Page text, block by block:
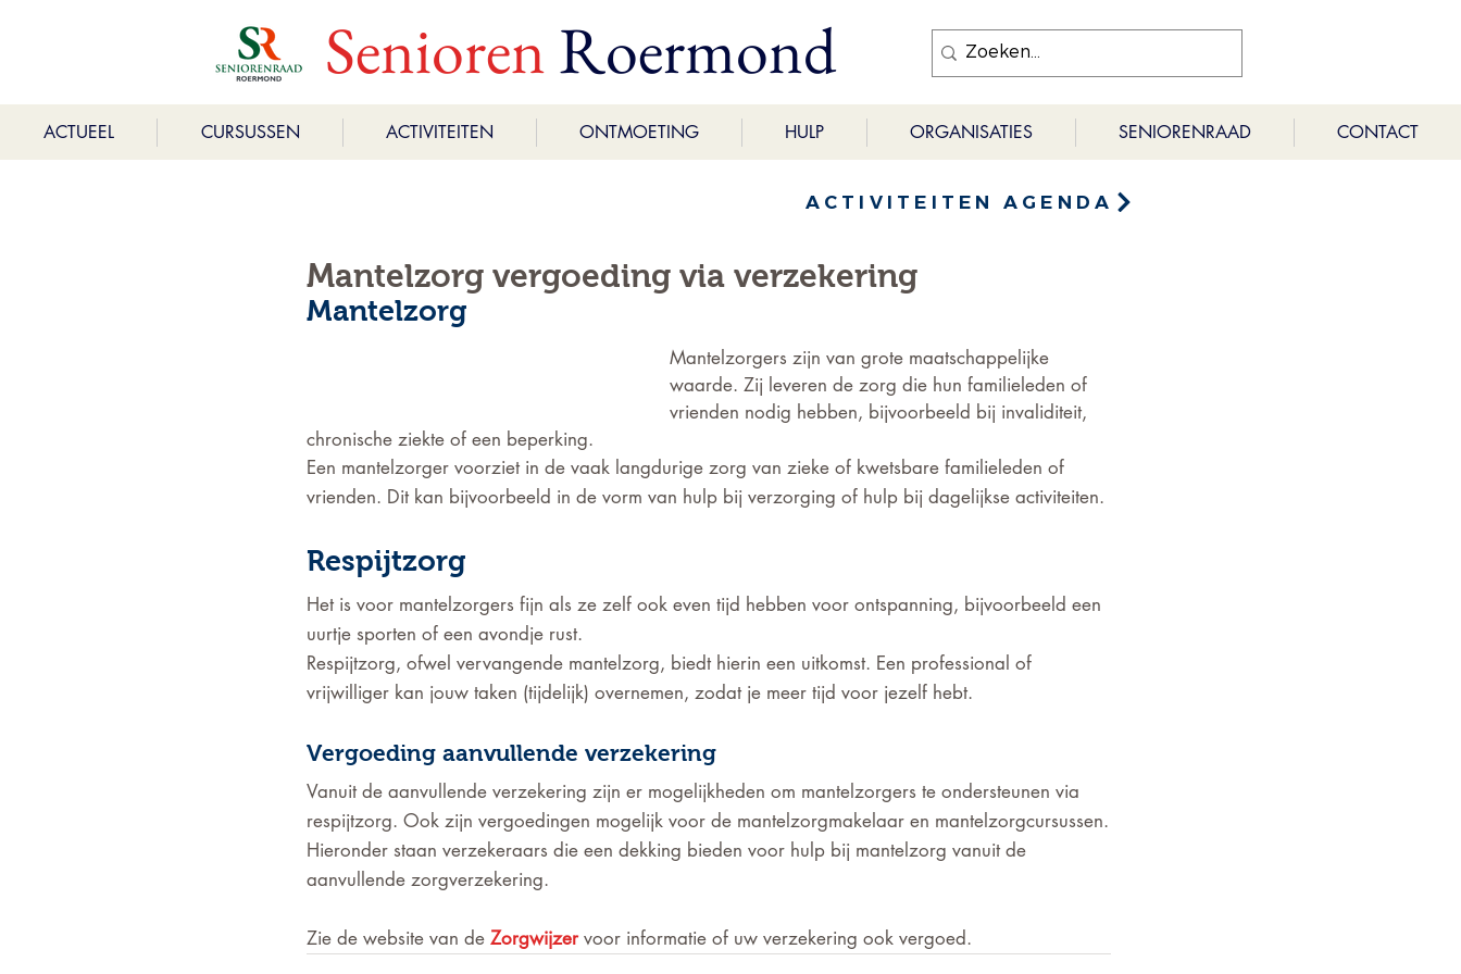
SeniorenRoermond
ACTUEEL CURSUSSEN ACTIVITEITEN ONTMOETING HULP ORGANISATIES SENIORENRAAD CONTACT
ACTIVITEITEN AGENDA
Mantelzorg vergoeding via verzekering
Mantelzorg
Mantelzorgers zijn van grote maatschappelijke
waarde. Zij leveren de zorg die hun familieleden of
vrienden nodig hebben, bijvoorbeeld bij invaliditeit,
chronische ziekte of een beperking.
Een mantelzorger voorziet in de vaak langdurige zorg van zieke of kwetsbare familieleden of
vrienden. Dit kan bijvoorbeeld in de vorm van hulp bij verzorging of hulp bij dagelijkse activiteiten.
Respijtzorg
Het is voor mantelzorgers fijn als ze zelf ook even tijd hebben voor ontspanning, bijvoorbeeld een
uurtje sporten of een avondje rust.
Respijtzorg, ofwel vervangende mantelzorg, biedt hierin een uitkomst. Een professional of
vrijwilliger kan jouw taken (tijdelijk) overnemen, zodat je meer tijd voor jezelf hebt.
Vergoeding aanvullende verzekering
Vanuit de aanvullende verzekering zijn er mogelijkheden om mantelzorgers te ondersteunen via
respijtzorg. Ook zijn vergoedingen mogelijk voor de mantelzorgmakelaar en mantelzorgcursussen.
Hieronder staan verzekeraars die een dekking bieden voor hulp bij mantelzorg vanuit de
aanvullende zorgverzekering.
Zie de website van de Zorgwijzer voor informatie of uw verzekering ook vergoed.